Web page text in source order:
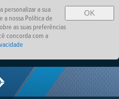
OK
personalizar a sua
a nossa Política de
as suas preferências
concorda com a